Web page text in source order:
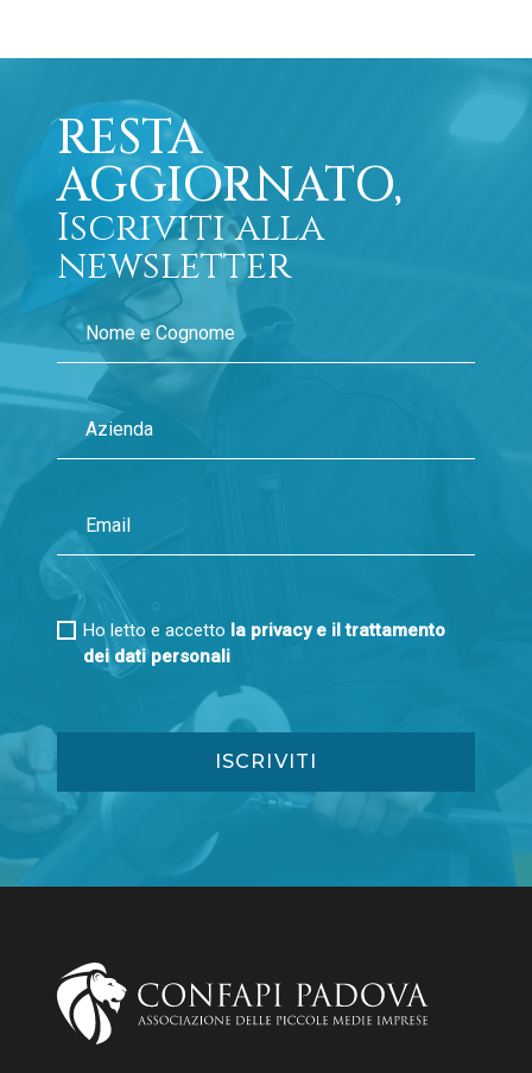
RESTA
AGGIORNATO,
Iscriviti alla
newsletter
Ho letto e accetto la privacy e il trattamento
dei dati personali